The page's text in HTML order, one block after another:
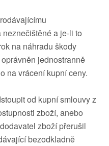
a je-li to
na náhradu škody
jednostranně
na vrácení kupní ceny.
od kupní smlouvy z
zboží, anebo
zboží přerušil
bezodkladně